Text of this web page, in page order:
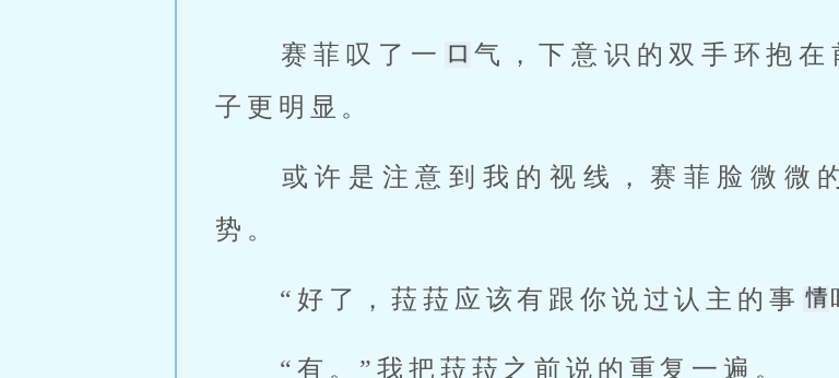
赛菲叹了一
气，下意识的双手环抱
子更明显。
势。
“好了，菈菈应该有跟你说过认主的事
“有。”我把菈菈之前说的重复一遍。